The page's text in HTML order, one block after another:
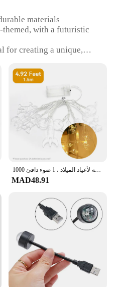
materials
themed, with a futuristic
for creating a unique,
Energy-efficient LED
glow
with all necessary
for individuals,
to enhance their
cosmos
with the Cosmos**
of the universe
lighting sets, designed
frontier. These sets are
they are a statement
and adds a touch
room. Whether you're
environment for children
for a space-themed
enough to adapt to any
سلسلة ضوء سفينة فضاء وصاروخ ، تستخدم لتزيين غرفة الأطفال ، حكايات خيالية لأعياد الميلاد ، 1 ضوء دافئ 1000 m
MAD48.91